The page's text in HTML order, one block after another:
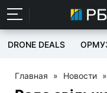
DRONE DEALS
Главная » Новости »